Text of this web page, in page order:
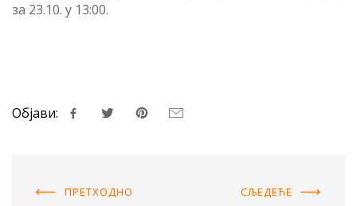
за 23.10. у 13:00.
Објави:
ПРЕТХОДНO СЉЕДЕЋE